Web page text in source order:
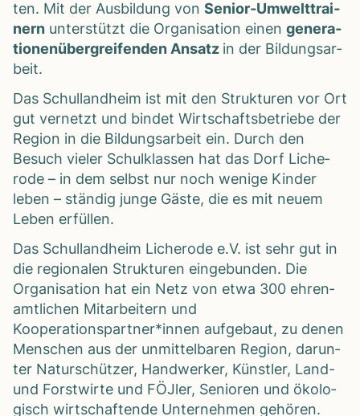
ten. Mit der Aus­bil­dung von Senior-Umwelt­trai­
nern unter­stützt die Orga­ni­sa­tion einen gene­ra­
tio­nen­über­grei­fen­den Ansatz in der Bil­dungs­ar­
beit.
Das Schul­land­heim ist mit den Struk­tu­ren vor Ort
gut ver­netzt und bin­det Wirt­schafts­be­triebe der
Region in die Bil­dungs­ar­beit ein. Durch den
Besuch vie­ler Schul­klas­sen hat das Dorf Liche­
rode – in dem selbst nur noch wenige Kin­der
leben – stän­dig junge Gäste, die es mit neuem
Leben erfül­len.
Das Schul­land­heim Liche­rode e.V. ist sehr gut in
die regio­na­len Struk­tu­ren ein­ge­bun­den. Die
Orga­ni­sa­tion hat ein Netz von etwa 300 ehren­
amt­li­chen Mit­ar­bei­tern und
Kooperationspartner*innen auf­ge­baut, zu denen
Men­schen aus der unmit­tel­ba­ren Region, dar­un­
ter Natur­schüt­zer, Hand­wer­ker, Künst­ler, Land-
und Forst­wirte und FÖJ­ler, Senio­ren und öko­lo­
gisch wirt­schaf­tende Unter­neh­men gehö­ren.